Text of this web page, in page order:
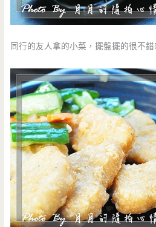
同行的友人拿的小菜，擺盤擺的很不錯